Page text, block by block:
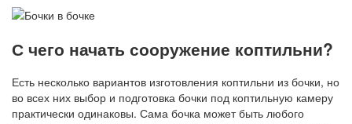
С чего начать сооружение коптильни?
Есть несколько вариантов изготовления коптильни из бочки, но
во всех них выбор и подготовка бочки под коптильную камеру
практически одинаковы. Сама бочка может быть любого